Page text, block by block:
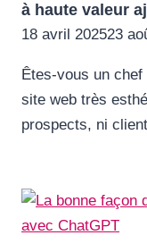
à haute valeur
18 avril 202523
Êtes-vous un
site web très
prospects, ni